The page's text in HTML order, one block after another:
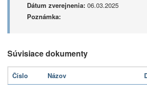
Dátum zverejnenia: 06.03.2025
Poznámka:
Súvisiace dokumenty
Číslo Názov